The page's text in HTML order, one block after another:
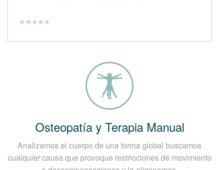
Osteopatía y Terapia Manual
Analizamos el cuerpo de una forma global buscamos
cualquier causa que provoque restricciones de movimiento